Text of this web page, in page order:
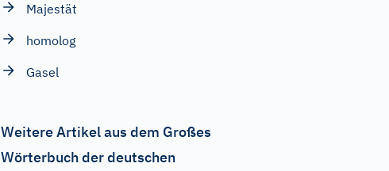
Majestät
homolog
Gasel
Weitere Artikel aus dem Großes
Wörterbuch der deutschen